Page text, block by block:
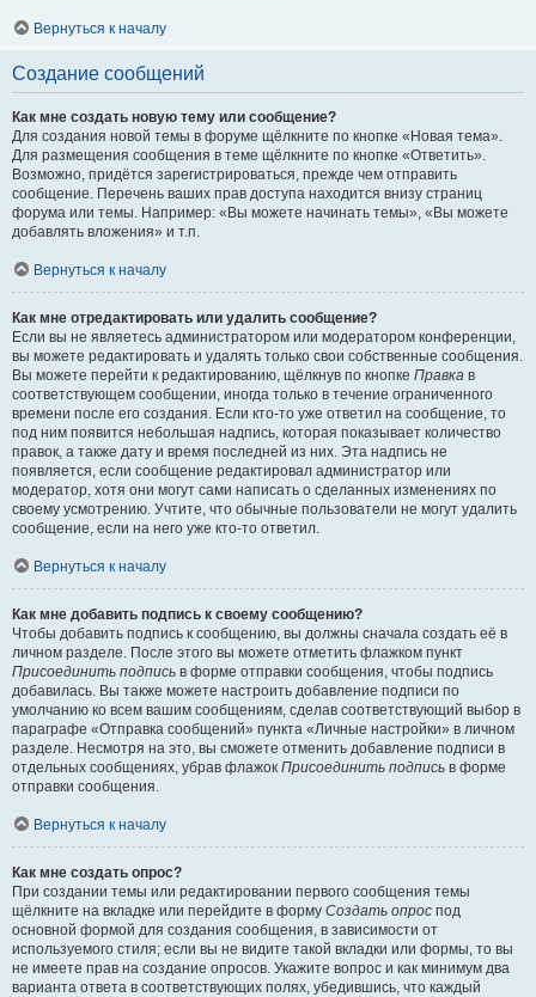
Вернуться к началу
Создание сообщений
Как мне создать новую тему или сообщение?
Для создания новой темы в форуме щёлкните по кнопке «Новая тема».
Для размещения сообщения в теме щёлкните по кнопке «Ответить».
Возможно, придётся зарегистрироваться, прежде чем отправить
сообщение. Перечень ваших прав доступа находится внизу страниц
форума или темы. Например: «Вы можете начинать темы», «Вы можете
добавлять вложения» и т.п.
Вернуться к началу
Как мне отредактировать или удалить сообщение?
Если вы не являетесь администратором или модератором конференции,
вы можете редактировать и удалять только свои собственные сообщения.
Вы можете перейти к редактированию, щёлкнув по кнопке Правка в
соответствующем сообщении, иногда только в течение ограниченного
времени после его создания. Если кто-то уже ответил на сообщение, то
под ним появится небольшая надпись, которая показывает количество
правок, а также дату и время последней из них. Эта надпись не
появляется, если сообщение редактировал администратор или
модератор, хотя они могут сами написать о сделанных изменениях по
своему усмотрению. Учтите, что обычные пользователи не могут удалить
сообщение, если на него уже кто-то ответил.
Вернуться к началу
Как мне добавить подпись к своему сообщению?
Чтобы добавить подпись к сообщению, вы должны сначала создать её в
личном разделе. После этого вы можете отметить флажком пункт
Присоединить подпись в форме отправки сообщения, чтобы подпись
добавилась. Вы также можете настроить добавление подписи по
умолчанию ко всем вашим сообщениям, сделав соответствующий выбор в
параграфе «Отправка сообщений» пункта «Личные настройки» в личном
разделе. Несмотря на это, вы сможете отменить добавление подписи в
отдельных сообщениях, убрав флажок Присоединить подпись в форме
отправки сообщения.
Вернуться к началу
Как мне создать опрос?
При создании темы или редактировании первого сообщения темы
щёлкните на вкладке или перейдите в форму Создать опрос под
основной формой для создания сообщения, в зависимости от
используемого стиля; если вы не видите такой вкладки или формы, то вы
не имеете прав на создание опросов. Укажите вопрос и как минимум два
варианта ответа в соответствующих полях, убедившись, что каждый